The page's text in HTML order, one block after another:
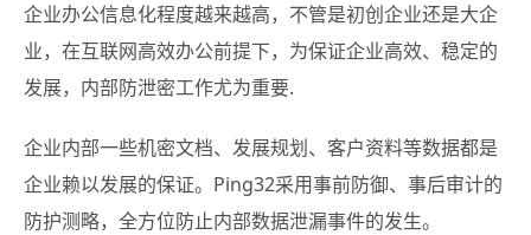
企业办公信息化程度越来越高，不管是初创企业还是大企
业，在互联网高效办公前提下，为保证企业高效、稳定的
发展，内部防泄密工作尤为重要.
企业内部一些机密文档、发展规划、客户资料等数据都是
企业赖以发展的保证。Ping32采用事前防御、事后审计的
防护测略，全方位防止内部数据泄漏事件的发生。